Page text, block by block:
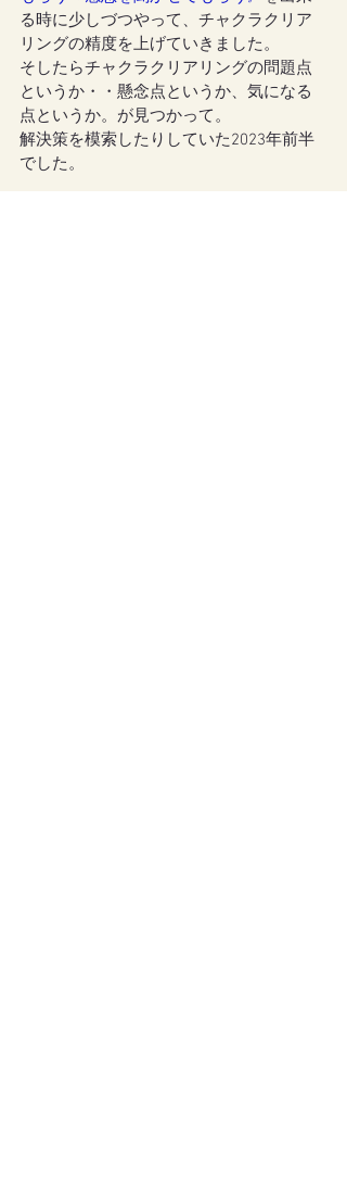
る時に少しづつやって、チャクラクリア
リングの精度を上げていきました。
そしたらチャクラクリアリングの問題点
というか・・懸念点というか、気になる
点というか。が見つかって。
解決策を模索したりしていた2023年前半
でした。